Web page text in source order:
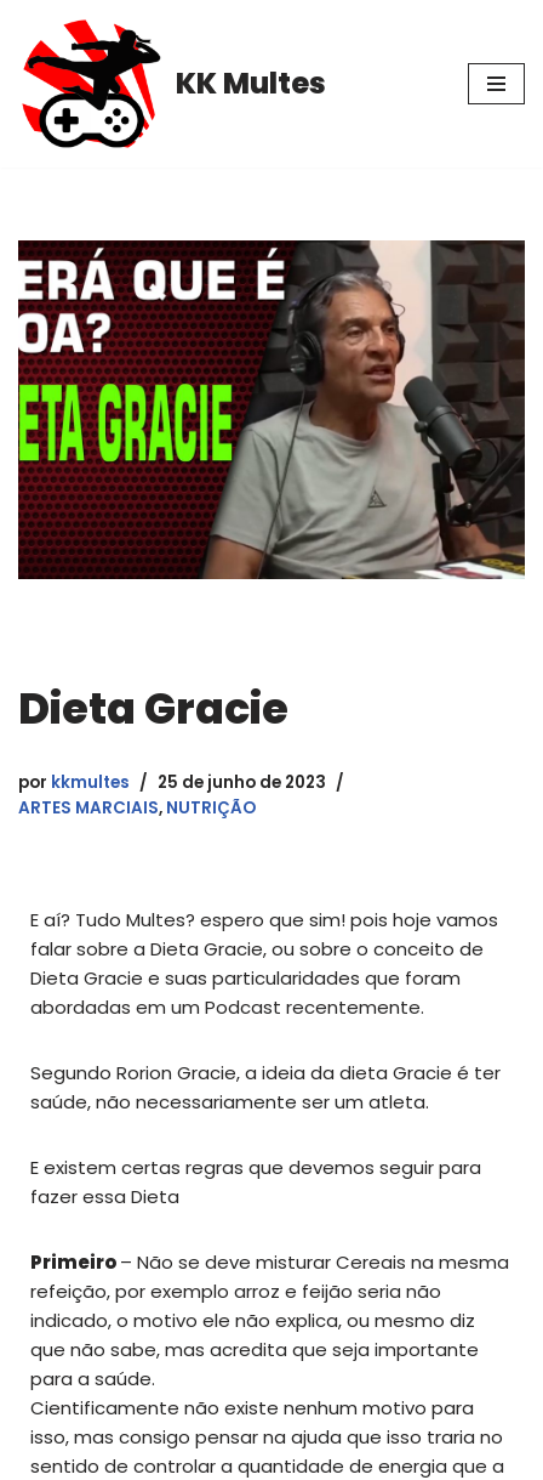
Pular
para
o
conteúdo
KK Multes
Dieta Gracie
por kkmultes
25 de junho de 2023
ARTES MARCIAIS, NUTRIÇÃO
E aí? Tudo Multes? espero que sim! pois hoje vamos
falar sobre a Dieta Gracie, ou sobre o conceito de
Dieta Gracie e suas particularidades que foram
abordadas em um Podcast recentemente.
Segundo Rorion Gracie, a ideia da dieta Gracie é ter
saúde, não necessariamente ser um atleta.
E existem certas regras que devemos seguir para
fazer essa Dieta
Primeiro– Não se deve misturar Cereais na mesma
refeição, por exemplo arroz e feijão seria não
indicado, o motivo ele não explica, ou mesmo diz
que não sabe, mas acredita que seja importante
para a saúde.
Cientificamente não existe nenhum motivo para
isso, mas consigo pensar na ajuda que isso traria no
sentido de controlar a quantidade de energia que a